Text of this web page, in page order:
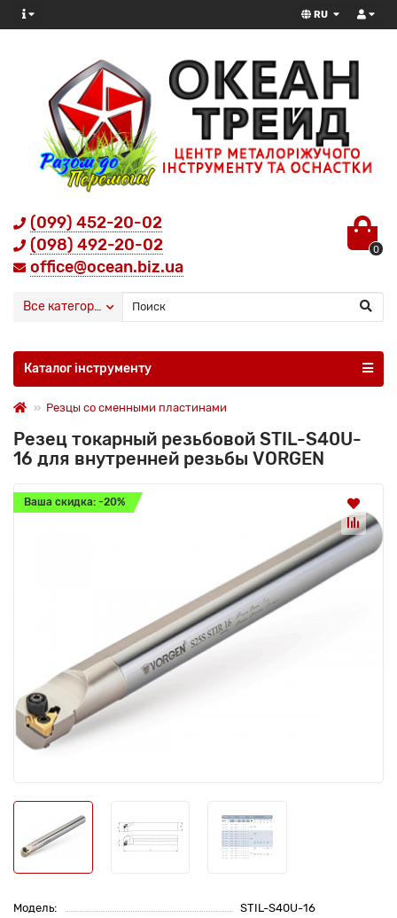
RU
(099) 452-20-02
(098) 492-20-02
office@ocean.biz.ua
0
Все категории
Каталог інструменту
Резцы со сменными пластинами
Резец токарный резьбовой STIL-S40U-
16 для внутренней резьбы VORGEN
Ваша скидка: -20%
Модель:
STIL-S40U-16